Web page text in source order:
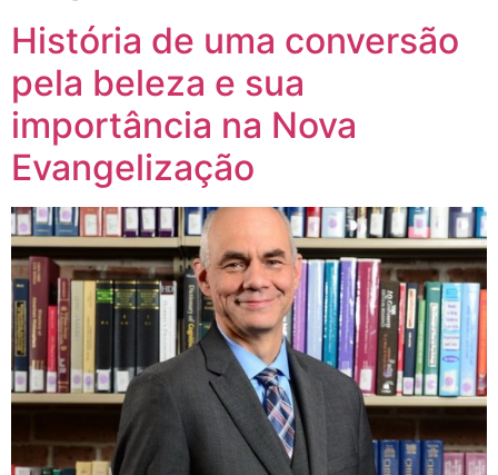
História de uma conversão
pela beleza e sua
importância na Nova
Evangelização